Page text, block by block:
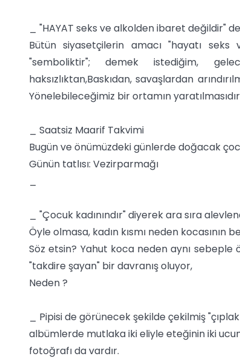
_ "HAYAT seks ve alkolden ibaret değildir"
Bütün siyasetçilerin amacı "hayatı
"semboliktir"; demek istediğim,
haksızlıktan,Baskıdan, savaşlardan
Yönelebileceğimiz bir ortamın
_ Saatsiz Maarif Takvimi
Bugün ve önümüzdeki günlerde doğacak
Günün tatlısı: Vezirparmağı
_ "Çocuk kadınındır" diyerek ara sıra
Öyle olmasa, kadın kısmı neden kocasının
Söz etsin? Yahut koca neden aynı sebeple
"takdire şayan" bir davranış oluyor,
Neden ?
_ Pipisi de görünecek şekilde çekilmiş
albümlerde mutlaka iki eliyle eteğinin iki
fotoğrafı da vardır.